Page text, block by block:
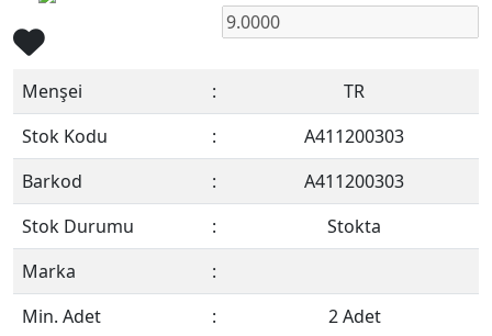
Menşei :
TR
Stok Kodu
:
A411200303
Barkod
:
A411200303
Stok Durumu
:
Stokta
Marka
:
Min. Adet
:
2 Adet